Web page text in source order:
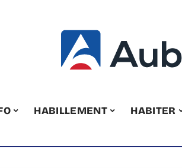
HABILLEMENT HABITER